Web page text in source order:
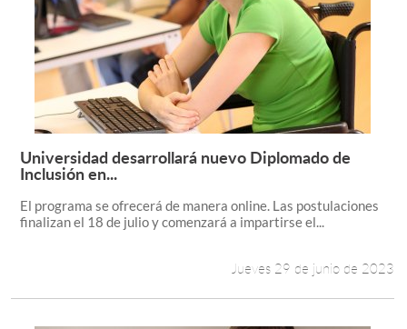
Leer más +
Universidad desarrollará nuevo Diplomado de
Inclusión en...
El programa se ofrecerá de manera online. Las postulaciones
finalizan el 18 de julio y comenzará a impartirse el...
Jueves 29 de junio de 2023